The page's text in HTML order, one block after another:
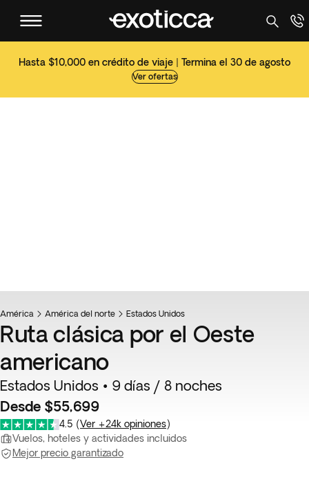
Hasta $10,000 en crédito de viaje | Termina el 30 de agosto
Ver ofertas
América América del norte Estados Unidos
Ruta clásica por el Oeste
americano
Estados Unidos • 9 días / 8 noches
Desde $55,699
4.5 (Ver +24k opiniones)
Vuelos, hoteles y actividades incluidos
Mejor precio garantizado